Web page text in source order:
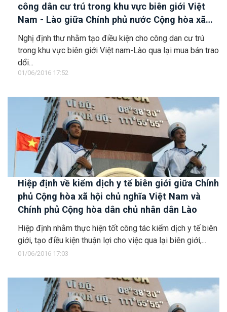
công dân cư trú trong khu vực biên giới Việt
Nam - Lào giữa Chính phủ nước Cộng hòa xã
hội chủ nghĩa Việt Nam và Chính phủ nước
Cộng hòa dân chủ nhân dân Lào
Nghị định thư nhằm tạo điều kiện cho công dan cư trú
trong khu vực biên giới Việt nam-Lào qua lại mua bán trao
dổi...
01/06/2016 17:52
Hiệp định về kiểm dịch y tế biên giới giữa Chính
phủ Cộng hòa xã hội chủ nghĩa Việt Nam và
Chính phủ Cộng hòa dân chủ nhân dân Lào
Hiệp định nhằm thực hiện tốt công tác kiểm dịch y tế biên
giới, tạo điều kiện thuận lợi cho việc qua lại biên giới,...
01/06/2016 17:03